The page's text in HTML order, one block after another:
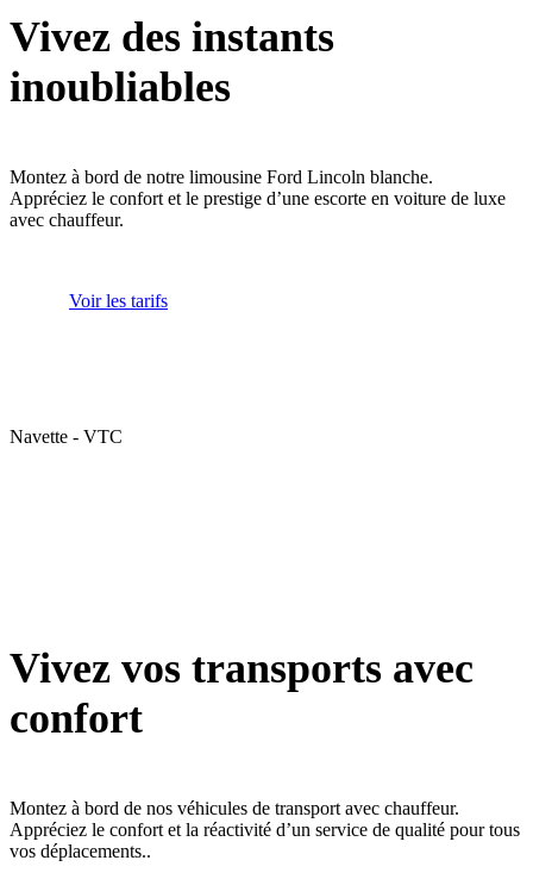
Vivez des instants
inoubliables
Montez à bord de notre limousine Ford Lincoln blanche.
Appréciez le confort et le prestige d’une escorte en voiture de luxe
avec chauffeur.
Voir les tarifs
Navette - VTC
Vivez vos transports avec
confort
Montez à bord de nos véhicules de transport avec chauffeur.
Appréciez le confort et la réactivité d’un service de qualité pour tous
vos déplacements..